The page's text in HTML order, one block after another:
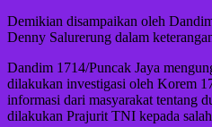
Demikian disampaikan oleh
Denny Salurerung dalam
Dandim 1714/Puncak Jaya
dilakukan investigasi oleh Korem
informasi dari masyarakat tentang
dilakukan Prajurit TNI kepada